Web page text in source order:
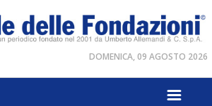
DOMENICA, 09 AGOSTO 2026